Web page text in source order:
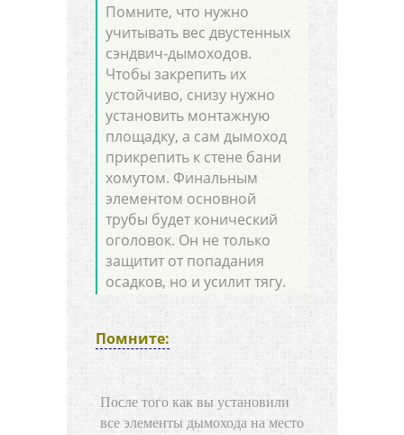
Помните, что нужно
учитывать вес двустенных
сэндвич-дымоходов.
Чтобы закрепить их
устойчиво, снизу нужно
установить монтажную
площадку, а сам дымоход
прикрепить к стене бани
хомутом. Финальным
элементом основной
трубы будет конический
оголовок. Он не только
защитит от попадания
осадков, но и усилит тягу.
Помните:
После того как вы установили
все элементы дымохода на место